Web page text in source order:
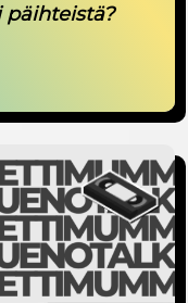
päihteistä?